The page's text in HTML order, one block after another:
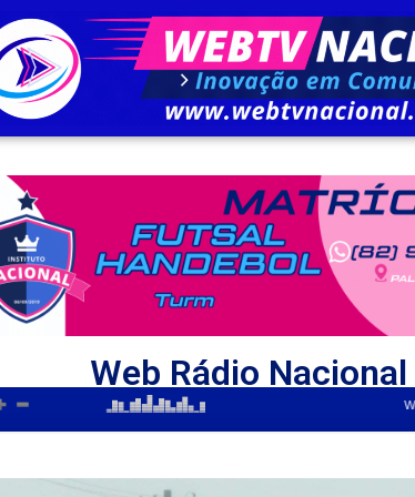
Web Rádio Nacional